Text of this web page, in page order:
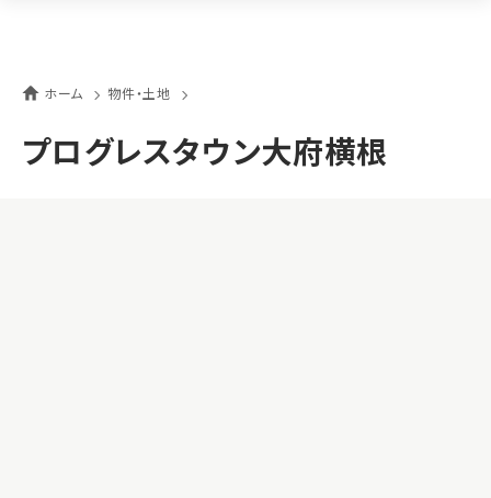
ホーム 物件・土地
プログレスタウン大府横根